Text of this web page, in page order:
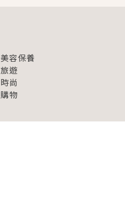
美容保養
旅遊
時尚
購物